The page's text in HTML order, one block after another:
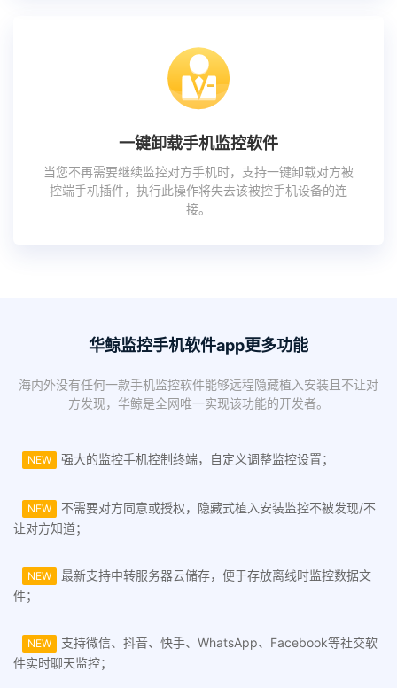
一键卸载手机监控软件
当您不再需要继续监控对方手机时，支持一键卸载对方被
控端手机插件，执行此操作将失去该被控手机设备的连
接。
华鲸监控手机软件app更多功能
海内外没有任何一款手机监控软件能够远程隐藏植入安装且不让对
方发现，华鲸是全网唯一实现该功能的开发者。
NEW 强大的监控手机控制终端，自定义调整监控设置；
NEW
不需要对方同意或授权，隐藏式植入安装监控不被发现/不
让对方知道；
NEW
最新支持中转服务器云储存，便于存放离线时监控数据文
件；
NEW
支持微信、抖音、快手、WhatsApp、Facebook等社交软
件实时聊天监控；